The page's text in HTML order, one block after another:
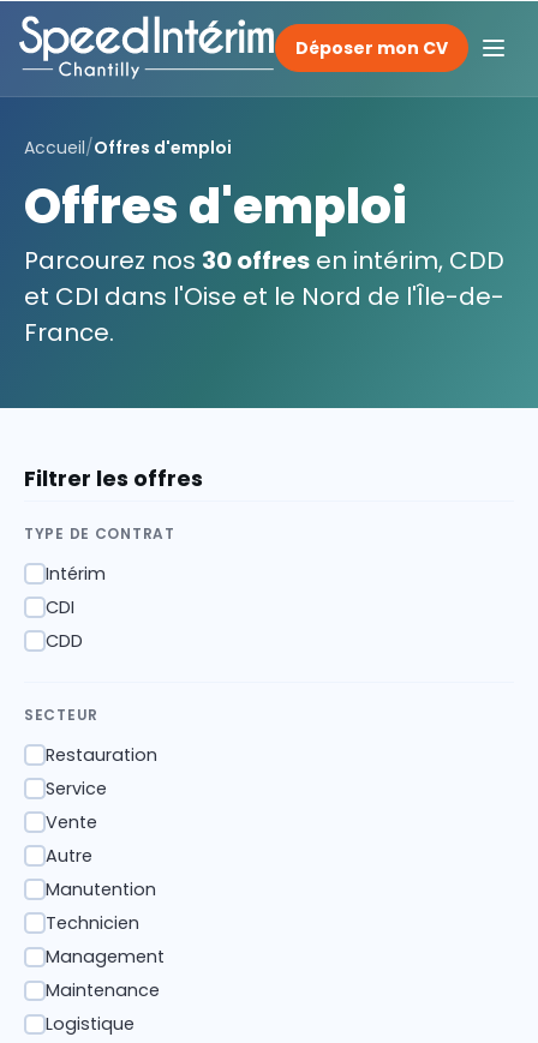
Déposer mon CV
Accueil/Offres d'emploi
Offres d'emploi
Parcourez nos 30 offres en intérim, CDD
et CDI dans l'Oise et le Nord de l'Île-de-
France.
Filtrer les offres
TYPE DE CONTRAT
Intérim
CDI
CDD
SECTEUR
Restauration
Service
Vente
Autre
Manutention
Technicien
Management
Maintenance
Logistique